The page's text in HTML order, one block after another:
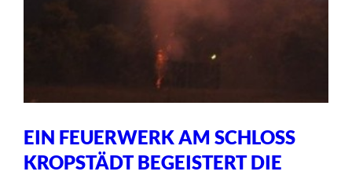
EIN FEUERWERK AM SCHLOSS
KROPSTÄDT BEGEISTERT DIE